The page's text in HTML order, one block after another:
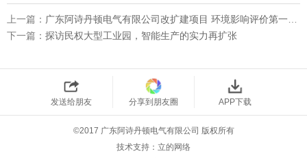
上一篇： 广东阿诗丹顿电气有限公司改扩建项目 环境影响评价第一次公示
下一篇： 探访民权大型工业园，智能生产的实力再扩张
发送给朋友 分享到朋友圈 APP下载
©2017 广东阿诗丹顿电气有限公司 版权所有
技术支持： 立的网络